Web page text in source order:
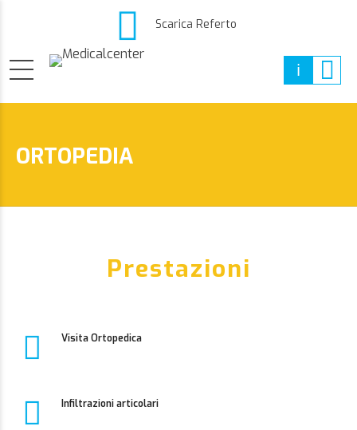
Scarica Referto
ORTOPEDIA
Prestazioni
Visita Ortopedica
Infiltrazioni articolari